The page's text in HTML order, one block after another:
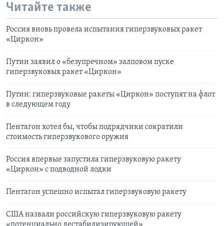
Читайте также
Россия вновь провела испытания гиперзвуковых ракет
«Циркон»
Путин заявил о «безупречном» залповом пуске
гиперзвуковых ракет «Циркон»
Путин: гиперзвуковые ракеты «Циркон» поступят на флот
в следующем году
Пентагон хотел бы, чтобы подрядчики сократили
стоимость гиперзвукового оружия
Россия впервые запустила гиперзвуковую ракету
«Циркон» с подводной лодки
Пентагон успешно испытал гиперзвуковую ракету
США назвали российскую гиперзвуковую ракету